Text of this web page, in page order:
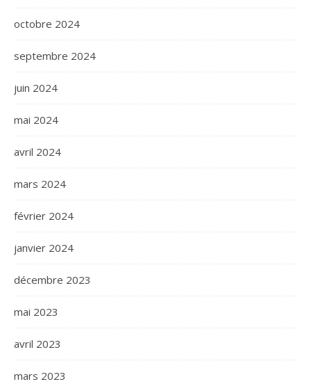
octobre 2024
septembre 2024
juin 2024
mai 2024
avril 2024
mars 2024
février 2024
janvier 2024
décembre 2023
mai 2023
avril 2023
mars 2023